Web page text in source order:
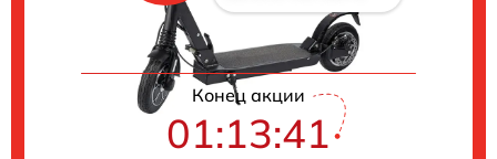
Конец акции
01:13:40